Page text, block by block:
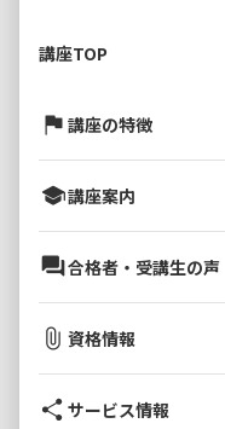
講座TOP
講座の特徴
講座案内
合格者・受講生の声
資格情報
サービス情報